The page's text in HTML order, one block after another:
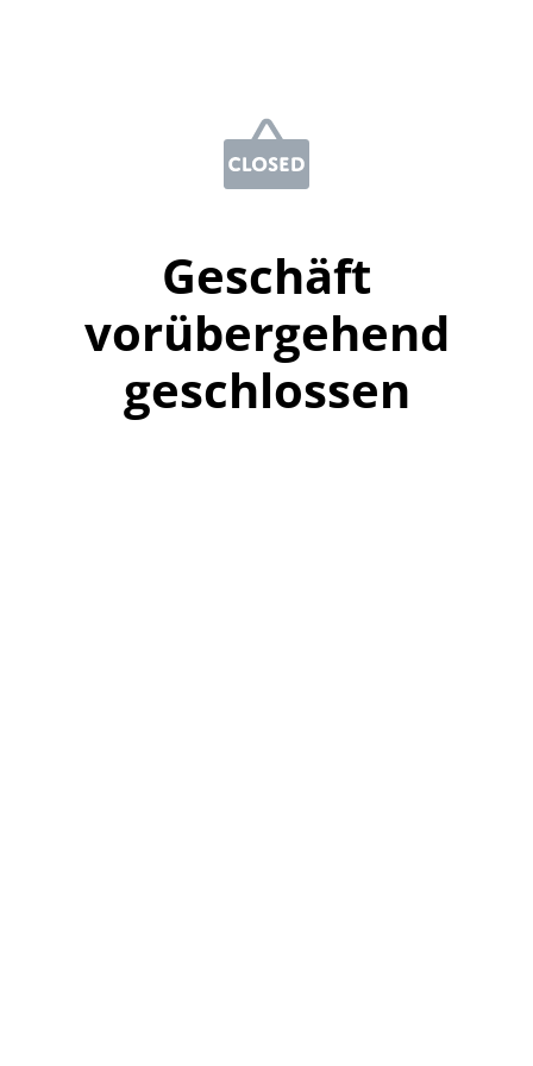
Geschäft
vorübergehend
geschlossen